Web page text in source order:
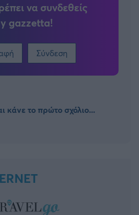
να συνδεθείς
gazzetta!
Σύνδεση
κάνε το πρώτο σχόλιο...